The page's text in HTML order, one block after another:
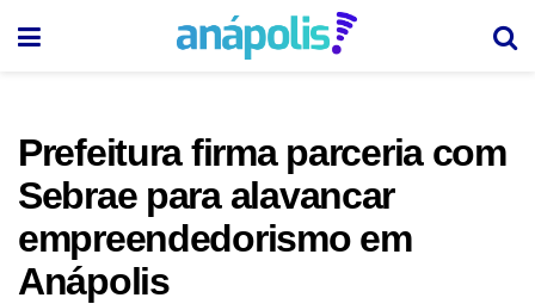
Prefeitura firma parceria com
Sebrae para alavancar
empreendedorismo em
Anápolis